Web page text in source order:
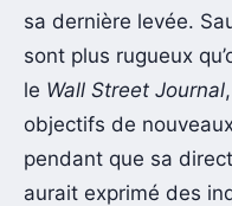
sa dernière levée.
sont plus rugueux
le Wall Street Journal
objectifs de
pendant que sa
aurait exprimé des